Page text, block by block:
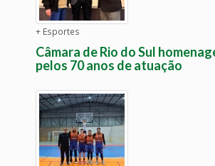
+ Esportes
Câmara de Rio do Sul
pelos 70 anos de atuação